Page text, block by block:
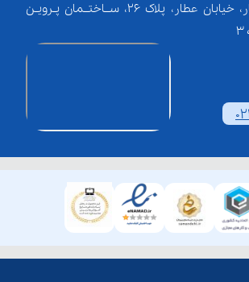
تهران، میدان عطار، خیابان عطار، پلاک 26، ســاختــمان پـرویـن